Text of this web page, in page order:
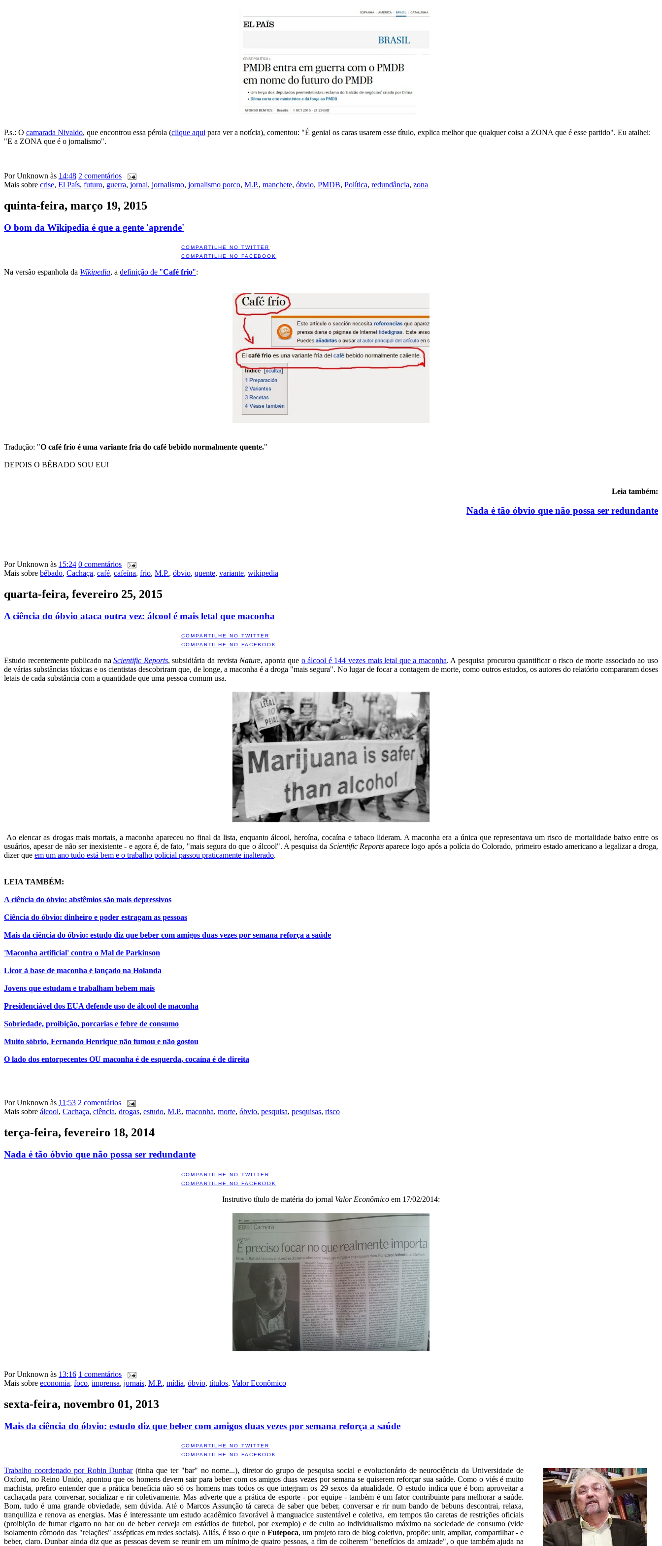
P.s.: O camarada Nivaldo, que encontrou essa pérola (clique aqui para ver a notícia), comentou: "É genial os caras usarem esse título, explica melhor que qualquer coisa a ZONA que é esse partido". Eu atalhei:
"E a ZONA que é o jornalismo".
PorUnknown às 14:48 2 comentários
Mais sobre crise, El País, futuro, guerra, jornal, jornalismo, jornalismo porco, M.P., manchete, óbvio, PMDB, Política, redundância, zona
quinta-feira, março 19, 2015
O bom da Wikipedia é que a gente 'aprende'
COMPARTILHE NO TWITTER
COMPARTILHE NO FACEBOOK
Na versão espanhola da Wikipedia, a definição de "Café frio":
Tradução: "O café frio é uma variante fria do café bebido normalmente quente."
DEPOIS O BÊBADO SOU EU!
Leia também:
Nada é tão óbvio que não possa ser redundante
PorUnknown às 15:24 0 comentários
Mais sobre bêbado, Cachaça, café, cafeína, frio, M.P., óbvio, quente, variante, wikipedia
quarta-feira, fevereiro 25, 2015
A ciência do óbvio ataca outra vez: álcool é mais letal que maconha
COMPARTILHE NO TWITTER
COMPARTILHE NO FACEBOOK
Estudo recentemente publicado naScientific Reports, subsidiária da revista Nature, aponta que o álcool é 144 vezes mais letal que a maconha. A pesquisa procurou quantificar o risco de morte associado ao uso
de várias substâncias tóxicas e os cientistas descobriram que, de longe, a maconha é a droga "mais segura". No lugar de focar a contagem de morte, como outros estudos, os autores do relatório compararam doses
letais de cada substância com a quantidade que uma pessoa comum usa.
Ao elencar as drogas mais mortais, a maconha apareceu no final da lista, enquanto álcool, heroína, cocaína e tabaco lideram. A maconha era a única que representava um risco de mortalidade baixo entre os
usuários, apesar de não ser inexistente - e agora é, de fato, "mais segura do que o álcool". A pesquisa da Scientific Reportsaparece logo após a polícia do Colorado, primeiro estado americano a legalizar a droga,
dizer que em um ano tudo está bem e o trabalho policial passou praticamente inalterado.
LEIA TAMBÉM:
A ciência do óbvio: abstêmios são mais depressivos
Ciência do óbvio: dinheiro e poder estragam as pessoas
Mais da ciência do óbvio: estudo diz que beber com amigos duas vezes por semana reforça a saúde
'Maconha artificial' contra o Mal de Parkinson
Licor à base de maconha é lançado na Holanda
Jovens que estudam e trabalham bebem mais
Presidenciável dos EUA defende uso de álcool de maconha
Sobriedade, proibição, porcarias e febre de consumo
Muito sóbrio, Fernando Henrique não fumou e não gostou
O lado dos entorpecentes OU maconha é de esquerda, cocaína é de direita
PorUnknown às 11:53 2 comentários
Mais sobre álcool, Cachaça, ciência, drogas, estudo, M.P., maconha, morte, óbvio, pesquisa, pesquisas, risco
terça-feira, fevereiro 18, 2014
Nada é tão óbvio que não possa ser redundante
COMPARTILHE NO TWITTER
COMPARTILHE NO FACEBOOK
Instrutivo título de matéria do jornal Valor Econômico em 17/02/2014:
PorUnknown às 13:16 1 comentários
Mais sobre economia, foco, imprensa, jornais, M.P., mídia, óbvio, títulos, Valor Econômico
sexta-feira, novembro 01, 2013
Mais da ciência do óbvio: estudo diz que beber com amigos duas vezes por semana reforça a saúde
COMPARTILHE NO TWITTER
COMPARTILHE NO FACEBOOK
Trabalho coordenado por Robin Dunbar(tinha que ter "bar" no nome...), diretor do grupo de pesquisa social e evolucionário de neurociência da Universidade de
Oxford, no Reino Unido, apontou que os homens devem sair para beber com os amigos duas vezes por semana se quiserem reforçar sua saúde. Como o viés é muito
machista, prefiro entender que a prática beneficia não só os homens mas todos os que integram os 29 sexos da atualidade. O estudo indica que é bom aproveitar a
cachaçada para conversar, socializar e rir coletivamente. Mas adverte que a prática de esporte - por equipe - também é um fator contribuinte para melhorar a saúde.
Bom, tudo é uma grande obviedade, sem dúvida. Até o Marcos Assunção tá careca de saber que beber, conversar e rir num bando de bebuns descontrai, relaxa,
tranquiliza e renova as energias. Mas é interessante um estudo acadêmico favorável à manguacice sustentável e coletiva, em tempos tão caretas de restrições oficiais
(proibição de fumar cigarro no bar ou de beber cerveja em estádios de futebol, por exemplo) e de culto ao individualismo máximo na sociedade de consumo (vide
isolamento cômodo das "relações" assépticas em redes sociais). Aliás, é isso o que o Futepoca, um projeto raro de blog coletivo, propõe: unir, ampliar, compartilhar - e
beber, claro. Dunbar ainda diz que as pessoas devem se reunir em um mínimo de quatro pessoas, a fim de colherem "benefícios da amizade", o que também ajuda na